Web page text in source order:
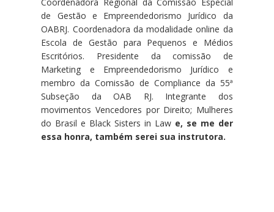
de Gestão e Empreendedorismo Jurídico da
OABRJ. Coordenadora da modalidade online da
Escola de Gestão para Pequenos e Médios
Escritórios. Presidente da comissão de
Marketing e Empreendedorismo Jurídico e
membro da Comissão de Compliance da 55ª
Subseção da OAB RJ. Integrante dos
movimentos Vencedores por Direito; Mulheres
do Brasil e Black Sisters in Law e, se me der
essa honra, também serei sua instrutora.